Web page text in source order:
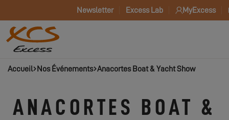
Newsletter Excess Lab MyExcess
Accueil Nos Événements Anacortes Boat & Yacht Show
ANACORTES BOAT &